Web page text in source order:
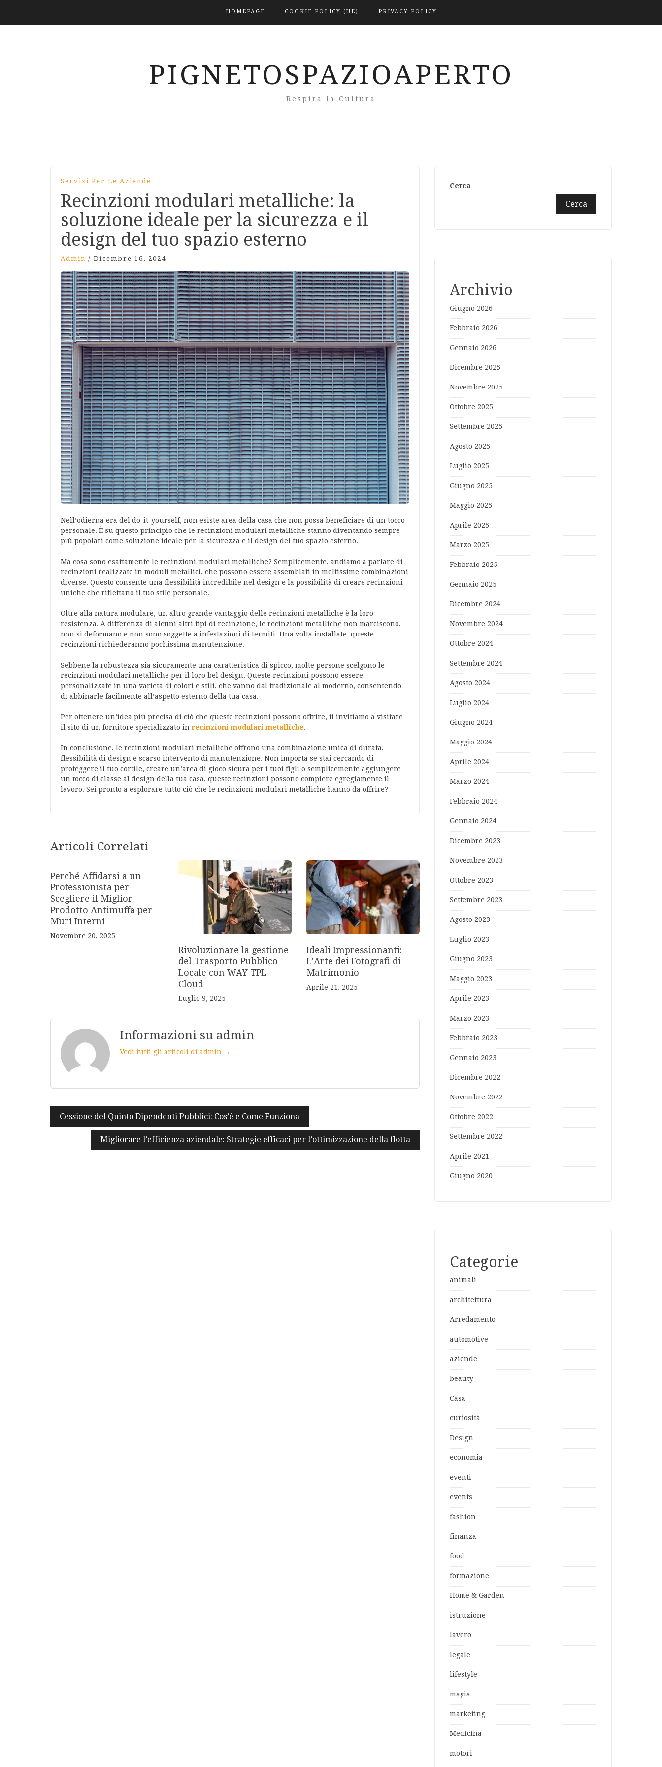
HOMEPAGE COOKIE POLICY (UE) PRIVACY POLICY
PIGNETOSPAZIOAPERTO
Respira la Cultura
Servizi Per Le Aziende
Recinzioni modulari metalliche: la
soluzione ideale per la sicurezza e il
design del tuo spazio esterno
Admin / Dicembre 16, 2024
Nell’odierna era del do-it-yourself, non esiste area della casa che non possa beneficiare di un tocco
personale. È su questo principio che le recinzioni modulari metalliche stanno diventando sempre
più popolari come soluzione ideale per la sicurezza e il design del tuo spazio esterno.
Ma cosa sono esattamente le recinzioni modulari metalliche? Semplicemente, andiamo a parlare di
recinzioni realizzate in moduli metallici, che possono essere assemblati in moltissime combinazioni
diverse. Questo consente una flessibilità incredibile nel design e la possibilità di creare recinzioni
uniche che riflettano il tuo stile personale.
Oltre alla natura modulare, un altro grande vantaggio delle recinzioni metalliche è la loro
resistenza. A differenza di alcuni altri tipi di recinzione, le recinzioni metalliche non marciscono,
non si deformano e non sono soggette a infestazioni di termiti. Una volta installate, queste
recinzioni richiederanno pochissima manutenzione.
Sebbene la robustezza sia sicuramente una caratteristica di spicco, molte persone scelgono le
recinzioni modulari metalliche per il loro bel design. Queste recinzioni possono essere
personalizzate in una varietà di colori e stili, che vanno dal tradizionale al moderno, consentendo
di abbinarle facilmente all’aspetto esterno della tua casa.
Per ottenere un’idea più precisa di ciò che queste recinzioni possono offrire, ti invitiamo a visitare
il sito di un fornitore specializzato inrecinzioni modulari metalliche.
In conclusione, le recinzioni modulari metalliche offrono una combinazione unica di durata,
flessibilità di design e scarso intervento di manutenzione. Non importa se stai cercando di
proteggere il tuo cortile, creare un’area di gioco sicura per i tuoi figli o semplicemente aggiungere
un tocco di classe al design della tua casa, queste recinzioni possono compiere egregiamente il
lavoro. Sei pronto a esplorare tutto ciò che le recinzioni modulari metalliche hanno da offrire?
Articoli Correlati
Perché Affidarsi a un
Professionista per
Scegliere il Miglior
Prodotto Antimuffa per
Muri Interni
Novembre 20, 2025
Rivoluzionare la gestione
del Trasporto Pubblico
Locale con WAY TPL
Cloud
Luglio 9, 2025
Ideali Impressionanti:
L’Arte dei Fotografi di
Matrimonio
Aprile 21, 2025
Informazioni su admin
Vedi tutti gli articoli di admin →
Navigazione
articoli
Cessione del Quinto Dipendenti Pubblici: Cos’è e Come Funziona
Migliorare l’efficienza aziendale: Strategie efficaci per l’ottimizzazione della flotta
Cerca
Cerca
Archivio
Giugno 2026
Febbraio 2026
Gennaio 2026
Dicembre 2025
Novembre 2025
Ottobre 2025
Settembre 2025
Agosto 2025
Luglio 2025
Giugno 2025
Maggio 2025
Aprile 2025
Marzo 2025
Febbraio 2025
Gennaio 2025
Dicembre 2024
Novembre 2024
Ottobre 2024
Settembre 2024
Agosto 2024
Luglio 2024
Giugno 2024
Maggio 2024
Aprile 2024
Marzo 2024
Febbraio 2024
Gennaio 2024
Dicembre 2023
Novembre 2023
Ottobre 2023
Settembre 2023
Agosto 2023
Luglio 2023
Giugno 2023
Maggio 2023
Aprile 2023
Marzo 2023
Febbraio 2023
Gennaio 2023
Dicembre 2022
Novembre 2022
Ottobre 2022
Settembre 2022
Aprile 2021
Giugno 2020
Categorie
animali
architettura
Arredamento
automotive
aziende
beauty
Casa
curiosità
Design
economia
eventi
events
fashion
finanza
food
formazione
Home & Garden
istruzione
lavoro
legale
lifestyle
magia
marketing
Medicina
motori